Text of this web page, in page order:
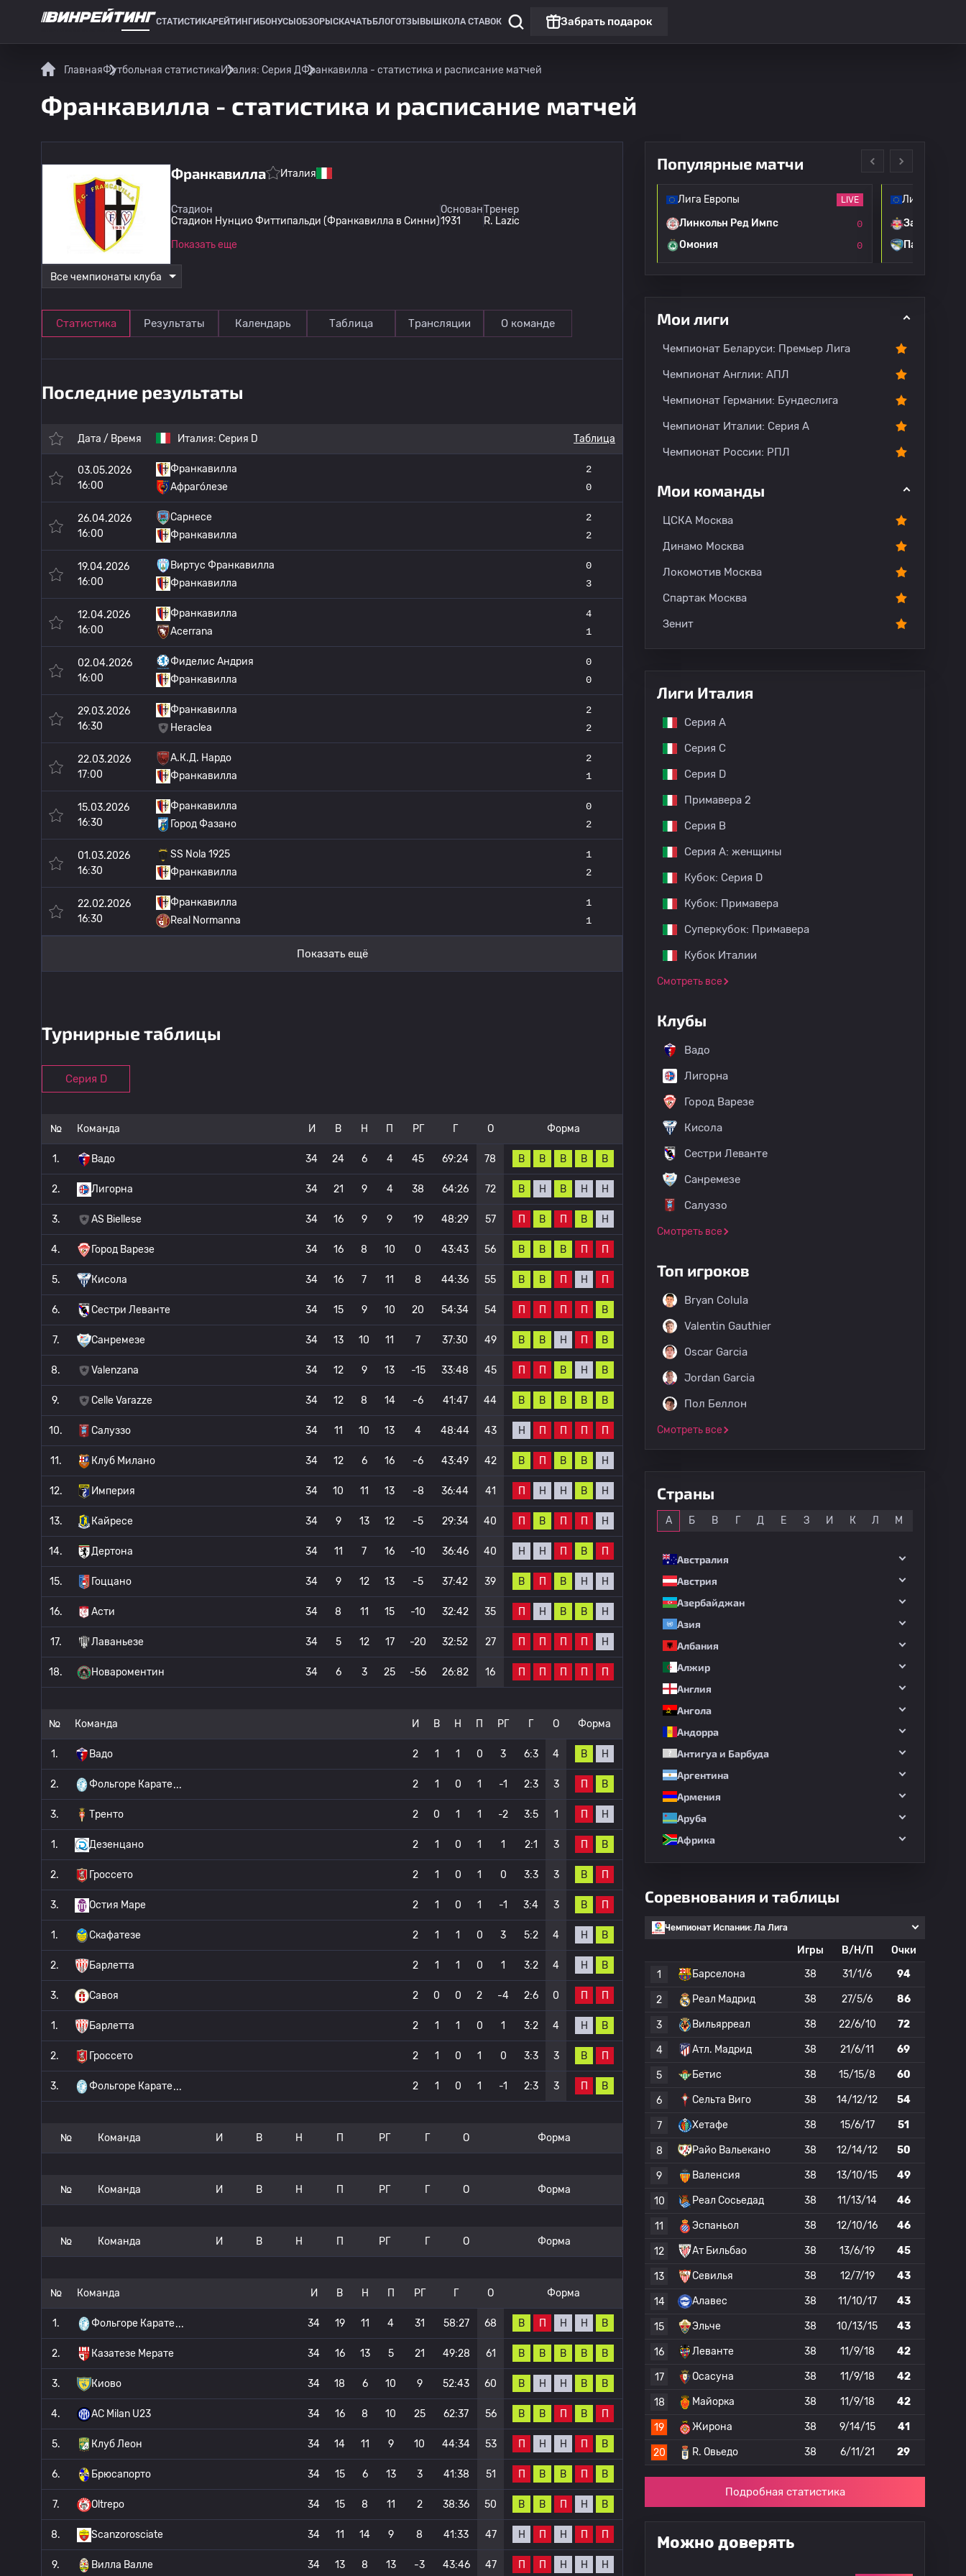
СТАТИСТИКАРЕЙТИНГИ БОНУСЫ ОБЗОРЫ СКАЧАТЬ БЛОГОТЗЫВЫ ШКОЛА СТАВОК Забрать подарок
ГлавнаяФутбольная статистикаИталия: Серия ДФранкавилла - статистика и расписание матчей
Франкавилла - статистика и расписание матчей
Франкавилла Италия
Стадион
Стадион Нунцио Фиттипальди (Франкавилла в Синни)
Основан
1931
Тренер
R. Lazic
Показать еще
Все чемпионаты клуба
Статистика Результаты Календарь Таблица Трансляции О команде
Последние результаты
Дата / Время Италия: Серия D Таблица
03.05.2026
16:00
Франкавилла
Афраго́лезе
2
0
26.04.2026
16:00
Сарнесе
Франкавилла
2
2
19.04.2026
16:00
Виртус Франкавилла
Франкавилла
0
3
12.04.2026
16:00
Франкавилла
Acerrana
4
1
02.04.2026
16:00
Фиделис Андрия
Франкавилла
0
0
29.03.2026
16:30
Франкавилла
Heraclea
2
2
22.03.2026
17:00
А.К.Д. Нардо
Франкавилла
2
1
15.03.2026
16:30
Франкавилла
Город Фазано
0
2
01.03.2026
16:30
SS Nola 1925
Франкавилла
1
2
22.02.2026
16:30
Франкавилла
Real Normanna
1
1
Показать ещё
Турнирные таблицы
Серия D
№ Команда И В Н П РГ Г О Форма
1. Вадо 34 24 6 4 45 69:24 78 В В В В В
2. Лигорна 34 21 9 4 38 64:26 72 В Н В Н Н
3. AS Biellese 34 16 9 9 19 48:29 57 П В П В Н
4. Город Варезе 34 16 8 10 0 43:43 56 В В В П П
5. Кисола 34 16 7 11 8 44:36 55 В В П Н П
6. Сестри Леванте 34 15 9 10 20 54:34 54 П П П П В
7. Санремезе 34 13 10 11 7 37:30 49 В В Н П В
8. Valenzana 34 12 9 13 -15 33:48 45 П П В Н В
9. Celle Varazze 34 12 8 14 -6 41:47 44 В В В В В
10. Салуззо 34 11 10 13 4 48:44 43 Н П П П П
11. Клуб Милано 34 12 6 16 -6 43:49 42 В П В В Н
12. Империя 34 10 11 13 -8 36:44 41 П Н Н В Н
13. Кайресе 34 9 13 12 -5 29:34 40 П В П П Н
14. Дертона 34 11 7 16 -10 36:46 40 Н Н П В П
15. Гоццано 34 9 12 13 -5 37:42 39 В П В Н Н
16. Асти 34 8 11 15 -10 32:42 35 П Н В В Н
17. Лаваньезе 34 5 12 17 -20 32:52 27 П П П П Н
18. Новароментин 34 6 3 25 -56 26:82 16 П П П П П
№ Команда И В Н П РГ Г О Форма
1. Вадо 2 1 1 0 3 6:3 4 В Н
2. Фольгоре Карате 2 1 0 1 -1 2:3 3 П В
3. Тренто 2 0 1 1 -2 3:5 1 П Н
1. Дезенцано 2 1 0 1 1 2:1 3 П В
2. Гроссето 2 1 0 1 0 3:3 3 В П
3. Остия Маре 2 1 0 1 -1 3:4 3 В П
1. Скафатезе 2 1 1 0 3 5:2 4 Н В
2. Барлетта 2 1 1 0 1 3:2 4 Н В
3. Савоя 2 0 0 2 -4 2:6 0 П П
1. Барлетта 2 1 1 0 1 3:2 4 Н В
2. Гроссето 2 1 0 1 0 3:3 3 В П
3. Фольгоре Карате 2 1 0 1 -1 2:3 3 П В
№ Команда И В Н П РГ Г О Форма
№ Команда И В Н П РГ Г О Форма
№ Команда И В Н П РГ Г О Форма
№ Команда И В Н П РГ Г О Форма
1. Фольгоре Карате 34 19 11 4 31 58:27 68 В П Н Н В
2. Казатезе Мерате 34 16 13 5 21 49:28 61 В В В В В
3. Киово 34 18 6 10 9 52:43 60 В Н Н В В
4. AC Milan U23 34 16 8 10 25 62:37 56 В В П В П
5. Клуб Леон 34 14 11 9 10 44:34 53 П Н Н П В
6. Брюсапорто 34 15 6 13 3 41:38 51 П В В П В
7. Oltrepo 34 15 8 11 2 38:36 50 В В П Н В
8. Scanzorosciate 34 11 14 9 8 41:33 47 Н П Н П П
9. Вилла Валле 34 13 8 13 -3 43:46 47 П П Н Н Н
Популярные матчи
ЦСКА Москва
Лига Европы LIVE
Линкольн Ред Импс 0
Омония 0
Лига Европы
Зальцбург
Пафос
Мои лиги
Чемпионат Беларуси: Премьер Лига
Чемпионат Англии: АПЛ
Чемпионат Германии: Бундеслига
Чемпионат Италии: Серия А
Чемпионат России: РПЛ
Мои команды
ЦСКА Москва
Динамо Москва
Локомотив Москва
Спартак Москва
Зенит
Лиги Италия
Серия А
Серия C
Серия D
Примавера 2
Серия B
Серия A: женщины
Кубок: Серия D
Кубок: Примавера
Суперкубок: Примавера
Кубок Италии
Смотреть все
Клубы
Вадо
Лигорна
Город Варезе
Кисола
Сестри Леванте
Санремезе
Салуззо
Смотреть все
Топ игроков
Bryan Colula
Valentin Gauthier
Oscar Garcia
Jordan Garcia
Пол Беллон
Смотреть все
Страны
А Б В Г Д Е З И К Л М
Австралия
Австрия
Азербайджан
Азия
Албания
Алжир
Англия
Ангола
Андорра
Антигуа и Барбуда
Аргентина
Армения
Аруба
Африка
Соревнования и таблицы
Чемпионат Испании: Ла Лига
Игры В/Н/П
Очки
1
Барселона 38 31/1/6 94
2 Реал Мадрид 38 27/5/6 86
3 Вильярреал 38 22/6/10 72
4 Атл. Мадрид 38 21/6/11 69
5 Бетис 38 15/15/8 60
6 Сельта Виго 38 14/12/12 54
7 Хетафе 38 15/6/17 51
8 Райо Вальекано 38 12/14/12 50
9 Валенсия 38 13/10/15 49
10 Реал Сосьедад 38 11/13/14 46
11 Эспаньол 38 12/10/16 46
12 Ат Бильбао 38 13/6/19 45
13 Севилья 38 12/7/19 43
14 Алавес 38 11/10/17 43
15 Эльче 38 10/13/15 43
16 Леванте 38 11/9/18 42
17 Осасуна 38 11/9/18 42
18 Майорка 38 11/9/18 42
19 Жирона 38 9/14/15 41
20 R. Овьедо 38 6/11/21 29
Подробная статистика
Можно доверять